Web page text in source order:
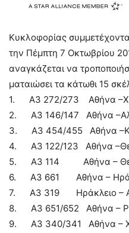
Κυκλοφορίας
την Πέμπτη 7 Οκτωβρίου
αναγκάζεται να
ματαιώσει τα κάτωθι 15
1. A3 272/273 Αθήνα
2. A3 146/147 Αθήνα
3. A3 454/455 Αθήνα
4. A3 122/123 Αθήνα
5. A3 114 Αθήνα –
6. Α3 661 Αθήνα –
7. Α3 319 Ηράκλειο –
8. Α3 651/652 Αθήνα –
9. Α3 340/341 Αθήνα –